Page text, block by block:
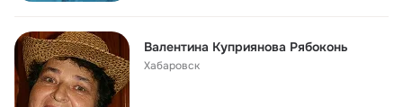
Валентина Куприянова Рябоконь
Хабаровск